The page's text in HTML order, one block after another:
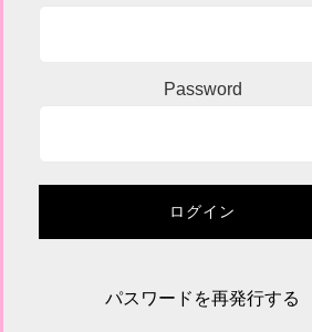
Password
ログイン
パスワードを再発行する